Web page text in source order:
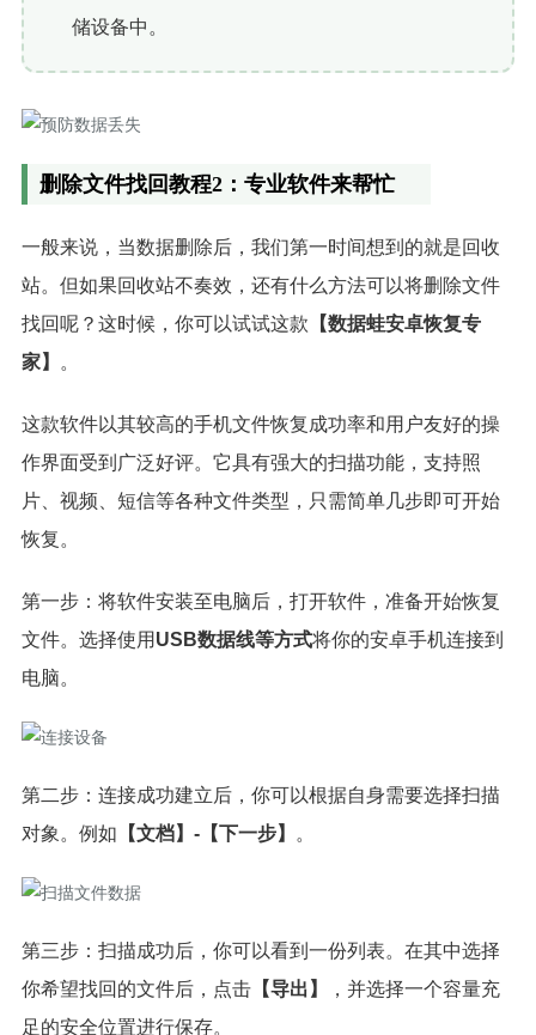
储设备中。
删除文件找回教程2：专业软件来帮忙
一般来说，当数据删除后，我们第一时间想到的就是回收
站。但如果回收站不奏效，还有什么方法可以将删除文件
找回呢？这时候，你可以试试这款 【数据蛙安卓恢复专
家】
。
这款软件以其较高的手机文件恢复成功率和用户友好的操
作界面受到广泛好评。它具有强大的扫描功能，支持照
片、视频、短信等各种文件类型，只需简单几步即可开始
恢复。
第一步：将软件安装至电脑后，打开软件，准备开始恢复
文件。选择使用 USB数据线等方式将你的安卓手机连接到
电脑。
第二步：连接成功建立后，你可以根据自身需要选择扫描
对象。例如 【文档】-【下一步】 。
第三步：扫描成功后，你可以看到一份列表。在其中选择
你希望找回的文件后，点击【导出】
，并选择一个容量充
足的安全位置进行保存。